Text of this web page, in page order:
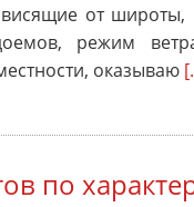
от широты,
режим
оказываю
по